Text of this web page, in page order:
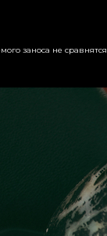
заноса не сравнятся